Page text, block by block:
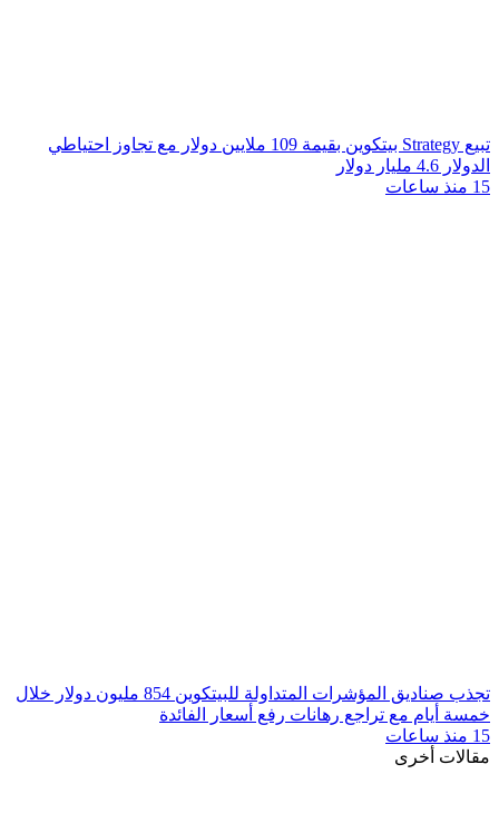
تبيع Strategy بيتكوين بقيمة 109 ملايين دولار مع تجاوز احتياطي
الدولار 4.6 مليار دولار
15 منذ ساعات
تجذب صناديق المؤشرات المتداولة للبيتكوين 854 مليون دولار خلال
خمسة أيام مع تراجع رهانات رفع أسعار الفائدة
15 منذ ساعات
مقالات أخرى